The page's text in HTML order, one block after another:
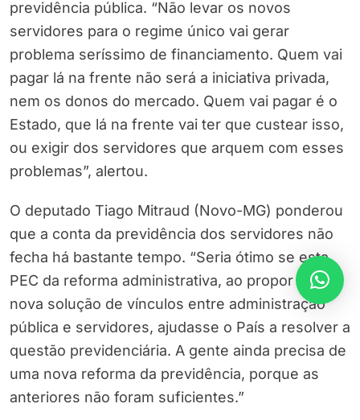
previdência pública. “Não levar os novos
servidores para o regime único vai gerar
problema seríssimo de financiamento. Quem vai
pagar lá na frente não será a iniciativa privada,
nem os donos do mercado. Quem vai pagar é o
Estado, que lá na frente vai ter que custear isso,
ou exigir dos servidores que arquem com esses
problemas”, alertou.
O deputado Tiago Mitraud (Novo-MG) ponderou
que a conta da previdência dos servidores não
fecha há bastante tempo. “Seria ótimo se esta
PEC da reforma administrativa, ao propor uma
nova solução de vínculos entre administração
pública e servidores, ajudasse o País a resolver a
questão previdenciária. A gente ainda precisa de
uma nova reforma da previdência, porque as
anteriores não foram suficientes.”